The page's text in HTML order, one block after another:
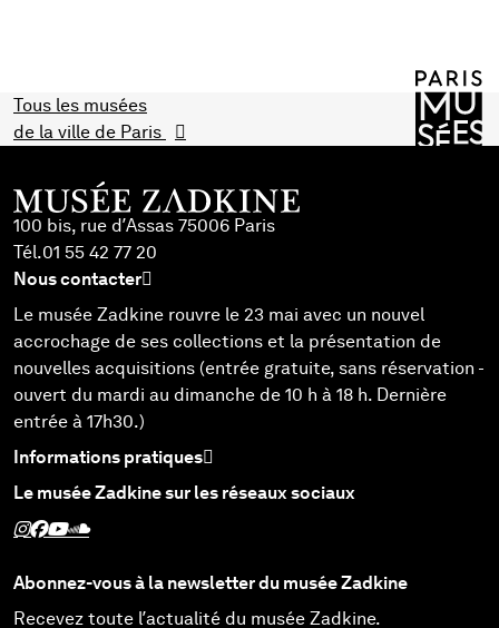
Tous les musées
de la ville de Paris
100 bis, rue d’Assas 75006 Paris
Tél.01 55 42 77 20
Nous contacter
Le musée Zadkine rouvre le 23 mai avec un nouvel
accrochage de ses collections et la présentation de
nouvelles acquisitions (entrée gratuite, sans réservation -
ouvert du mardi au dimanche de 10 h à 18 h. Dernière
entrée à 17h30.)
Informations pratiques
Le musée Zadkine sur les réseaux sociaux
Suivez Zadkine sur Instagram - Nouvelle fenêtre
Suivez Zadkine sur Facebook - Nouvelle fenêtre
Suivez Zadkine sur Youtube - Nouvelle fenêtre
Suivez Zadkine sur SoundCloud - Nouvelle fenêtre
Abonnez-vous à la newsletter du musée Zadkine
Recevez toute l’actualité du musée Zadkine.